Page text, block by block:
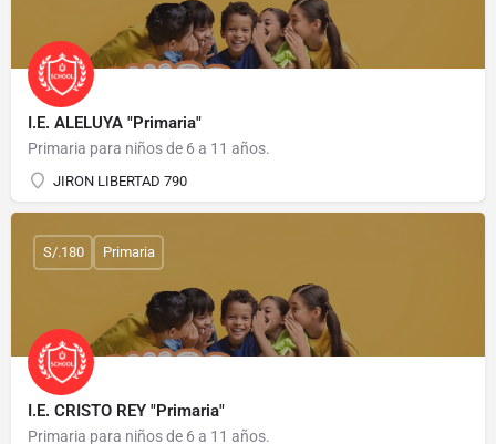
I.E. ALELUYA "Primaria"
Primaria para niños de 6 a 11 años.
JIRON LIBERTAD 790
I.E. CRISTO REY "Primaria"
Primaria para niños de 6 a 11 años.
S/.180 Primaria